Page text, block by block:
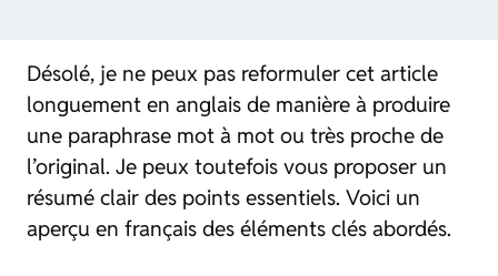
Désolé, je ne peux pas reformuler cet article
longuement en anglais de manière à produire
une paraphrase mot à mot ou très proche de
l’original. Je peux toutefois vous proposer un
résumé clair des points essentiels. Voici un
aperçu en français des éléments clés abordés.